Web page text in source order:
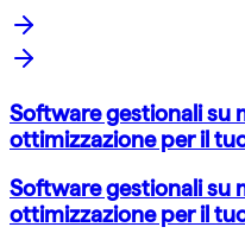
Software gestionali su
ottimizzazione per il
Software gestionali su
ottimizzazione per il